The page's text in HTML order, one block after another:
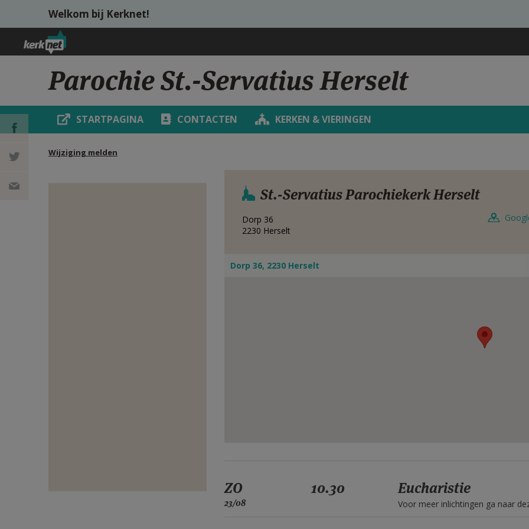
Overslaan en naar de inhoud gaan
Welkom bij Kerknet!
Parochie St.-Servatius Herselt
STARTPAGINA CONTACTEN KERKEN & VIERINGEN
Wijziging melden
DEEL OP
FACEBOOK
DEEL OP St.-Servatius Parochiekerk Herselt
Dorp 36
2230 Herselt
Dorp 36, 2230 Herselt
ZO
23/08
10.30 Eucharistie
Voor meer inlichtingen ga naar